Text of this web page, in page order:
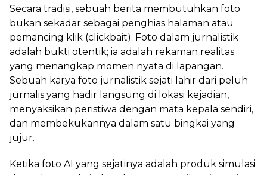
Secara tradisi, sebuah berita membutuhkan foto
bukan sekadar sebagai penghias halaman atau
pemancing klik (clickbait). Foto dalam jurnalistik
adalah bukti otentik; ia adalah rekaman realitas
yang menangkap momen nyata di lapangan.
Sebuah karya foto jurnalistik sejati lahir dari peluh
jurnalis yang hadir langsung di lokasi kejadian,
menyaksikan peristiwa dengan mata kepala sendiri,
dan membekukannya dalam satu bingkai yang
jujur.
Ketika foto AI yang sejatinya adalah produk simulasi